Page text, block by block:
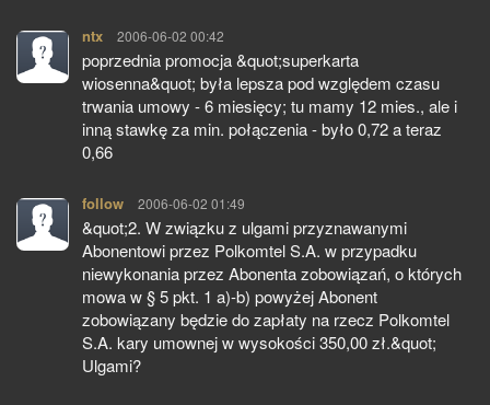
ntx pisze:
2006-06-02 00:42
poprzednia promocja &quot;superkarta
wiosenna&quot; była lepsza pod względem czasu
trwania umowy - 6 miesięcy; tu mamy 12 mies., ale i
inną stawkę za min. połączenia - było 0,72 a teraz
0,66
follow pisze:
2006-06-02 01:49
&quot;2. W związku z ulgami przyznawanymi
Abonentowi przez Polkomtel S.A. w przypadku
niewykonania przez Abonenta zobowiązań, o których
mowa w § 5 pkt. 1 a)-b) powyżej Abonent
zobowiązany będzie do zapłaty na rzecz Polkomtel
S.A. kary umownej w wysokości 350,00 zł.&quot;
Ulgami?